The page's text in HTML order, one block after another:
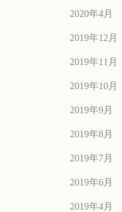
2020年4月
2019年12月
2019年11月
2019年10月
2019年9月
2019年8月
2019年7月
2019年6月
2019年4月